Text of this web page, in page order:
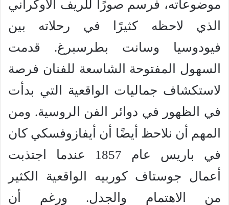
موضوعاته، فرسم صورًا للريف الأوكراني
الذي لاحظه كثيرًا في رحلاته بين
فيودوسيا وسانت بطرسبرغ. قدمت
السهول المفتوحة الشاسعة للفنان فرصة
لاستكشاف جماليات الواقعية التي بدأت
في الظهور في دوائر الفن الروسية. ومن
المهم أن نلاحظ أيضًا أن أيفازوفسكي كان
في باريس عام 1857 عندما اجتذبت
أعمال جوستاف كوربيه الواقعية الكثير
من الاهتمام والجدل. ورغم أن